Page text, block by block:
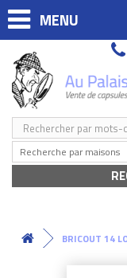
MENU
Recherche par maisons
BRICOUT 14